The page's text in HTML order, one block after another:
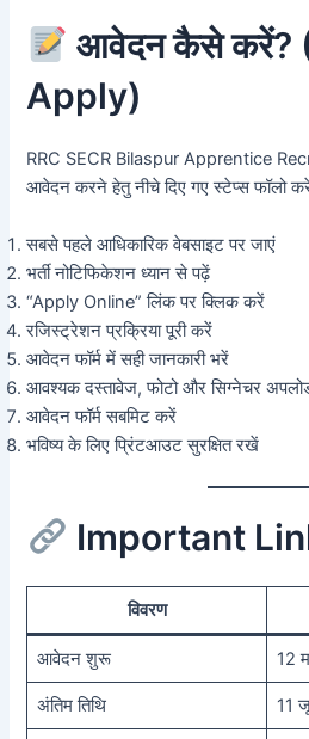
आवेदन कैसे करें?
Apply)
RRC SECR Bilaspur Apprentice
आवेदन करने हेतु नीचे दिए गए स्टेप्स फॉलो
सबसे पहले आधिकारिक वेबसाइट पर जाएं
भर्ती नोटिफिकेशन ध्यान से पढ़ें
“Apply Online” लिंक पर क्लिक करें
रजिस्ट्रेशन प्रक्रिया पूरी करें
आवेदन फॉर्म में सही जानकारी भरें
आवश्यक दस्तावेज, फोटो और सिग्नेचर
आवेदन फॉर्म सबमिट करें
भविष्य के लिए प्रिंटआउट सुरक्षित रखें
Important
विवरण
आवेदन शुरू 12
अंतिम तिथि 11